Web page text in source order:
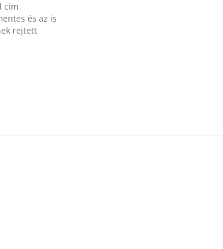
cím
és az is
rejtett